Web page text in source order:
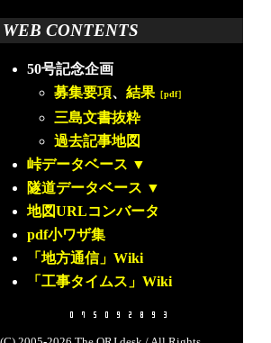
WEB CONTENTS
50号記念企画
募集要項、 結果 ［pdf］
三島文書抜粋
過去記事地図
峠データベース ▼
隧道データベース ▼
地図URLコンバータ
pdf小ワザ集
「地方通信」Wiki
「工事タイムス」Wiki